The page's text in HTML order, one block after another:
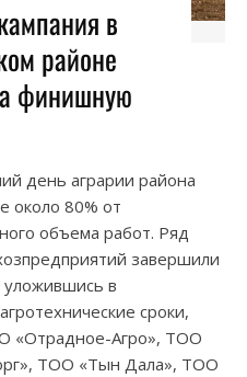
в
районе
финишную
день аграрии района
около 80% от
объема работ. Ряд
завершили
уложившись в
сроки,
«Отрадное-Агро», ТОО
ТОО «Тын Дала», ТОО